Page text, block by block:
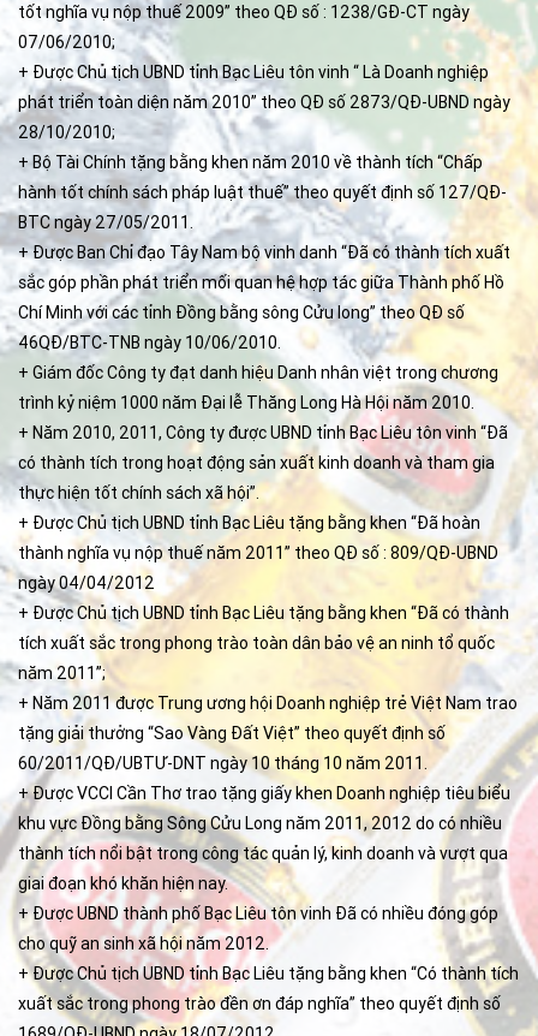
tốt nghĩa vụ nộp thuế 2009” theo QĐ số : 1238/GĐ-CT ngày
07/06/2010;
+ Được Chủ tịch UBND tỉnh Bạc Liêu tôn vinh “ Là Doanh nghiệp
phát triển toàn diện năm 2010” theo QĐ số 2873/QĐ-UBND ngày
28/10/2010;
+ Bộ Tài Chính tặng bằng khen năm 2010 về thành tích “Chấp
hành tốt chính sách pháp luật thuế” theo quyết định số 127/QĐ-
BTC ngày 27/05/2011.
+ Được Ban Chỉ đạo Tây Nam bộ vinh danh “Đã có thành tích xuất
sắc góp phần phát triển mối quan hệ hợp tác giữa Thành phố Hồ
Chí Minh với các tỉnh Đồng bằng sông Cửu long” theo QĐ số
46QĐ/BTC-TNB ngày 10/06/2010.
+ Giám đốc Công ty đạt danh hiệu Danh nhân việt trong chương
trình kỷ niệm 1000 năm Đại lễ Thăng Long Hà Hội năm 2010.
+ Năm 2010, 2011, Công ty được UBND tỉnh Bạc Liêu tôn vinh “Đã
có thành tích trong hoạt động sản xuất kinh doanh và tham gia
thực hiện tốt chính sách xã hội”.
+ Được Chủ tịch UBND tỉnh Bạc Liêu tặng bằng khen “Đã hoàn
thành nghĩa vụ nộp thuế năm 2011” theo QĐ số : 809/QĐ-UBND
ngày 04/04/2012
+ Được Chủ tịch UBND tỉnh Bạc Liêu tặng bằng khen “Đã có thành
tích xuất sắc trong phong trào toàn dân bảo vệ an ninh tổ quốc
năm 2011”;
+ Năm 2011 được Trung ương hội Doanh nghiệp trẻ Việt Nam trao
tặng giải thưởng “Sao Vàng Đất Việt” theo quyết định số
60/2011/QĐ/UBTƯ-DNT ngày 10 tháng 10 năm 2011.
+ Được VCCI Cần Thơ trao tặng giấy khen Doanh nghiệp tiêu biểu
khu vực Đồng bằng Sông Cửu Long năm 2011, 2012 do có nhiều
thành tích nổi bật trong công tác quản lý, kinh doanh và vượt qua
giai đoạn khó khăn hiện nay.
+ Được UBND thành phố Bạc Liêu tôn vinh Đã có nhiều đóng góp
cho quỹ an sinh xã hội năm 2012.
+ Được Chủ tịch UBND tỉnh Bạc Liêu tặng bằng khen “Có thành tích
xuất sắc trong phong trào đền ơn đáp nghĩa” theo quyết định số